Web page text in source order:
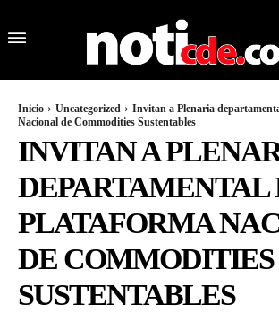
Inicio Uncategorized
Invitan a Plenaria
Nacional de Commodities Sustentables
INVITAN A
DEPARTAMENTAL
PLATAFORMA
DE COMMODITIES
SUSTENTABLES